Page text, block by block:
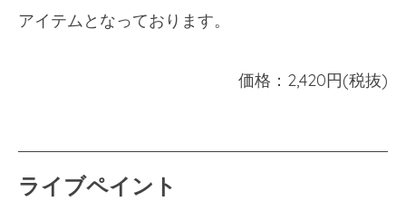
アイテムとなっております。
価格：2,420円(税抜)
ライブペイント